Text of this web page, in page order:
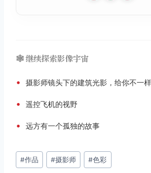
🕸️ 继续探索影像宇宙
• 摄影师镜头下的建筑光影，给你不一
• 遥控飞机的视野
• 远方有一个孤独的故事
文
章
#作品 #摄影师 #色彩